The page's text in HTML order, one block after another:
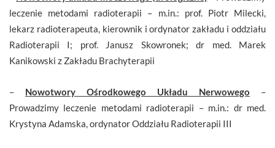
leczenie metodami radioterapii – m.in.: prof. Piotr Milecki,
lekarz radioterapeuta, kierownik i ordynator zakładu i oddziału
Radioterapii I; prof. Janusz Skowronek; dr med. Marek
Kanikowski z Zakładu Brachyterapii
– Nowotwory Ośrodkowego Układu Nerwowego –
Prowadzimy leczenie metodami radioterapii – m.in.: dr med.
Krystyna Adamska, ordynator Oddziału Radioterapii III